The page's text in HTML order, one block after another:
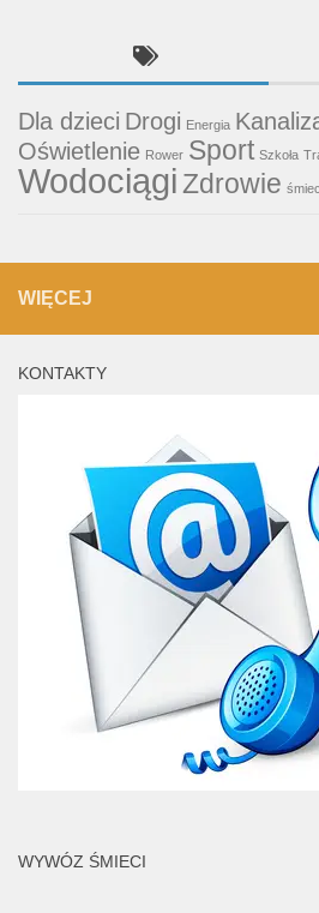
Dla dzieci Drogi Energia
Oświetlenie Rower Sport Szkoła
WodociągiZdrowie
WIĘCEJ
KONTAKTY
WYWÓZ ŚMIECI